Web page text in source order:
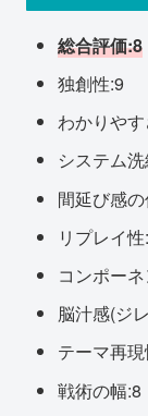
総合評価:8
独創性:9
わかりや
システム
間延び感
リプレイ
コンポー
脳汁感(ジ
テーマ再
戦術の幅:8